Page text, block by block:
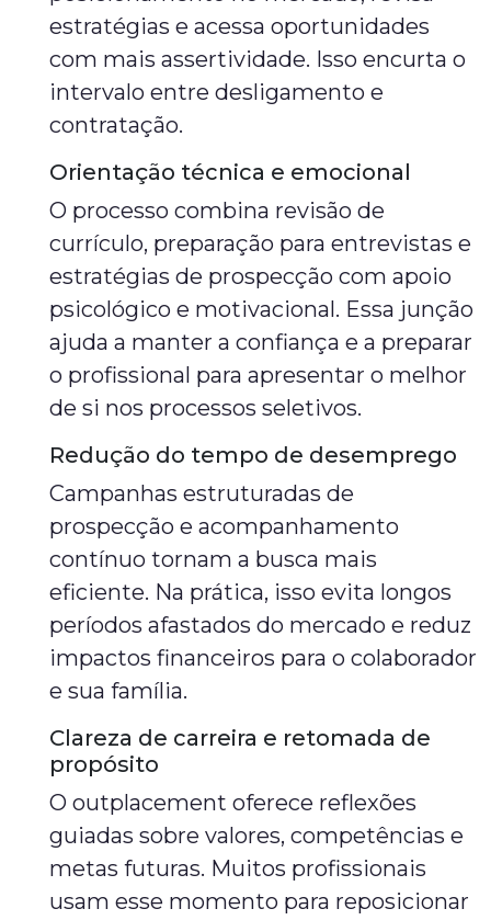
estratégias e acessa oportunidades
com mais assertividade. Isso encurta o
intervalo entre desligamento e
contratação.
Orientação técnica e emocional
O processo combina revisão de
currículo, preparação para entrevistas e
estratégias de prospecção com apoio
psicológico e motivacional. Essa junção
ajuda a manter a confiança e a preparar
o profissional para apresentar o melhor
de si nos processos seletivos.
Redução do tempo de desemprego
Campanhas estruturadas de
prospecção e acompanhamento
contínuo tornam a busca mais
eficiente. Na prática, isso evita longos
períodos afastados do mercado e reduz
impactos financeiros para o colaborador
e sua família.
Clareza de carreira e retomada de
propósito
O outplacement oferece reflexões
guiadas sobre valores, competências e
metas futuras. Muitos profissionais
usam esse momento para reposicionar